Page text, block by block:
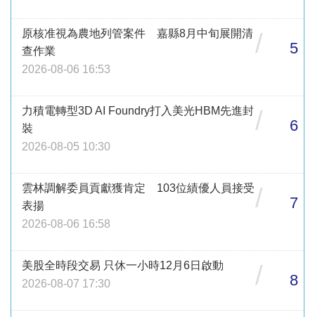
原核准視為農地列管案件 嘉縣8月中旬展開清
查作業
2026-08-06 16:53
/ 5
力積電轉型3D AI Foundry打入美光HBM先進封
裝
2026-08-05 10:30
/ 6
雲林調解委員貢獻獲肯定 103位績優人員接受
表揚
2026-08-06 16:58
/ 7
美股全時段交易 只休一小時12月6日啟動
2026-08-07 17:30
/ 8